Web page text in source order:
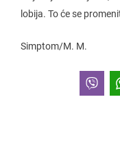
lobija. To će se
Simptom/M. M.